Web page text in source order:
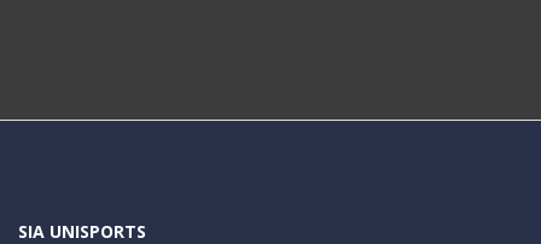
SIA UNISPORTS